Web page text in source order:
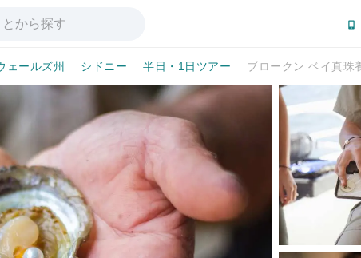
ェールズ州 シドニー 半日・1日ツアー